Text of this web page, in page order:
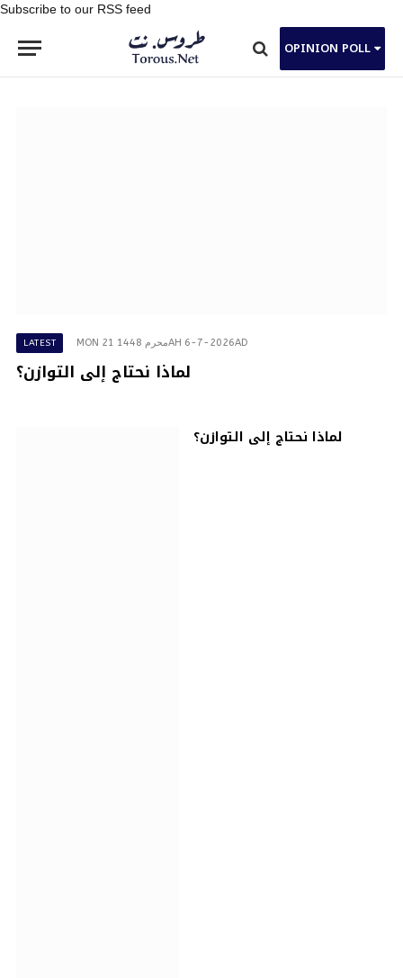
Subscribe to our RSS feed
OPINION POLL
LATEST MON 21 محرم 1448AH 6-7-2026AD
لماذا نحتاج إلى التوازن؟
لماذا نحتاج إلى التوازن؟